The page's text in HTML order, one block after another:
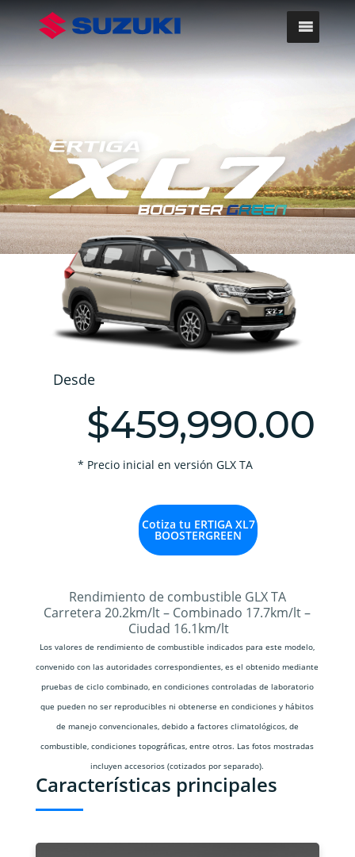
Desde
$459,990.00
* Precio inicial en versión GLX TA
Cotiza tu ERTIGA XL7
BOOSTERGREEN
Rendimiento de combustible GLX TA
Carretera 20.2km/lt – Combinado 17.7km/lt –
Ciudad 16.1km/lt
Los valores de rendimiento de combustible indicados para este modelo,
convenido con las autoridades correspondientes, es el obtenido mediante
pruebas de ciclo combinado, en condiciones controladas de laboratorio
que pueden no ser reproducibles ni obtenerse en condiciones y hábitos
de manejo convencionales, debido a factores climatológicos, de
combustible, condiciones topográficas, entre otros. Las fotos mostradas
incluyen accesorios (cotizados por separado).
Características principales